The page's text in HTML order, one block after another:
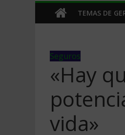
TEMAS DE
Seguros
«Hay
vida»